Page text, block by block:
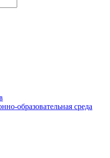
образовательная среда